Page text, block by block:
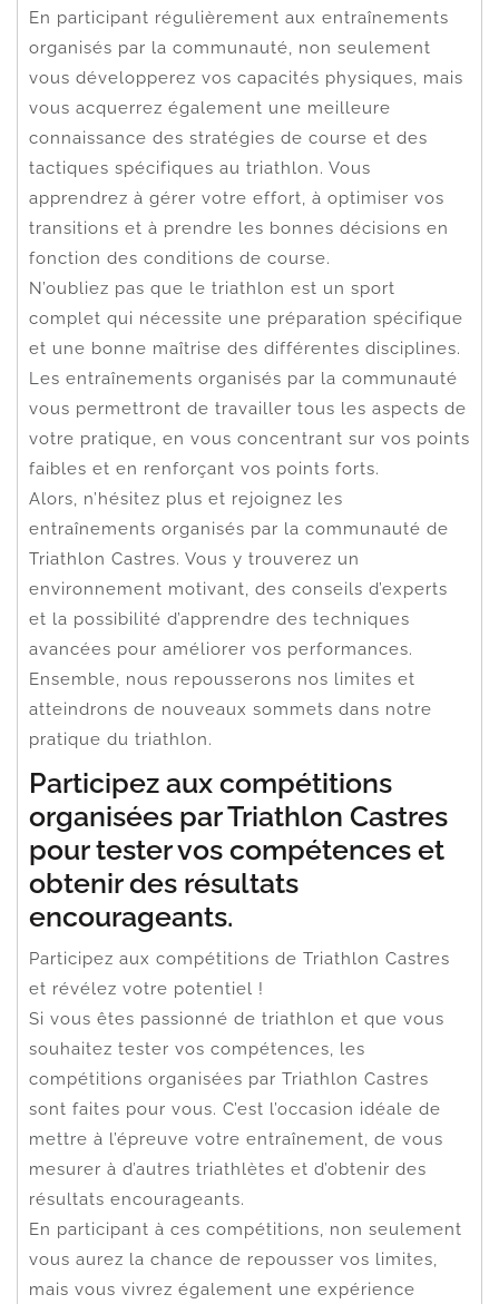
En participant régulièrement aux entraînements
organisés par la communauté, non seulement
vous développerez vos capacités physiques, mais
vous acquerrez également une meilleure
connaissance des stratégies de course et des
tactiques spécifiques au triathlon. Vous
apprendrez à gérer votre effort, à optimiser vos
transitions et à prendre les bonnes décisions en
fonction des conditions de course.
N’oubliez pas que le triathlon est un sport
complet qui nécessite une préparation spécifique
et une bonne maîtrise des différentes disciplines.
Les entraînements organisés par la communauté
vous permettront de travailler tous les aspects de
votre pratique, en vous concentrant sur vos points
faibles et en renforçant vos points forts.
Alors, n’hésitez plus et rejoignez les
entraînements organisés par la communauté de
Triathlon Castres. Vous y trouverez un
environnement motivant, des conseils d’experts
et la possibilité d’apprendre des techniques
avancées pour améliorer vos performances.
Ensemble, nous repousserons nos limites et
atteindrons de nouveaux sommets dans notre
pratique du triathlon.
Participez aux compétitions
organisées par Triathlon Castres
pour tester vos compétences et
obtenir des résultats
encourageants.
Participez aux compétitions de Triathlon Castres
et révélez votre potentiel !
Si vous êtes passionné de triathlon et que vous
souhaitez tester vos compétences, les
compétitions organisées par Triathlon Castres
sont faites pour vous. C’est l’occasion idéale de
mettre à l’épreuve votre entraînement, de vous
mesurer à d’autres triathlètes et d’obtenir des
résultats encourageants.
En participant à ces compétitions, non seulement
vous aurez la chance de repousser vos limites,
mais vous vivrez également une expérience